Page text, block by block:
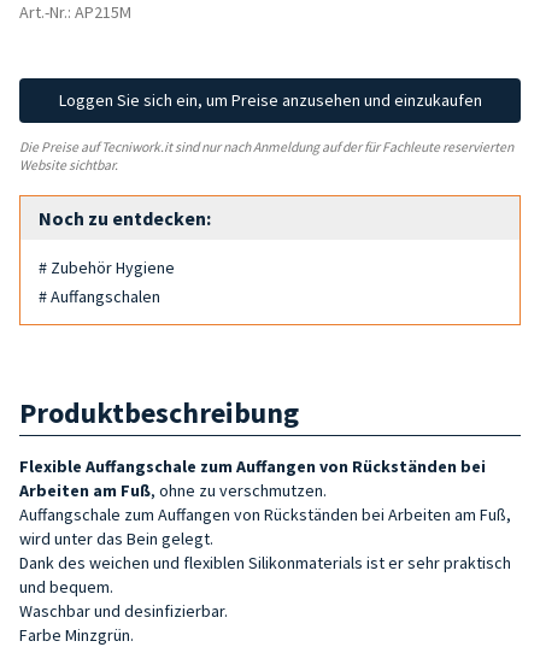
Art.-Nr.: AP215M
Loggen Sie sich ein, um Preise anzusehen und einzukaufen
Die Preise auf Tecniwork.it sind nur nach Anmeldung auf der für Fachleute reservierten
Website sichtbar.
Noch zu entdecken:
# Zubehör Hygiene
# Auffangschalen
Produktbeschreibung
Flexible Auffangschale zum Auffangen von Rückständen bei
Arbeiten am Fuß, ohne zu verschmutzen.
Auffangschale zum Auffangen von Rückständen bei Arbeiten am Fuß,
wird unter das Bein gelegt.
Dank des weichen und flexiblen Silikonmaterials ist er sehr praktisch
und bequem.
Waschbar und desinfizierbar.
Farbe Minzgrün.